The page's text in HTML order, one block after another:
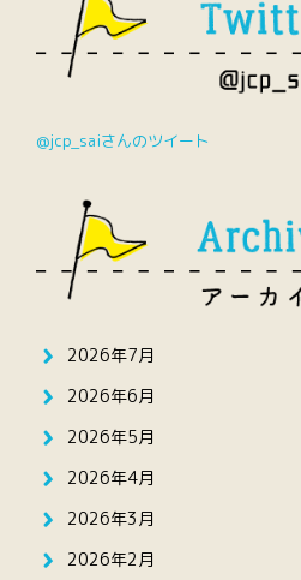
@jcp_saiさんのツイート
2026年7月
2026年6月
2026年5月
2026年4月
2026年3月
2026年2月